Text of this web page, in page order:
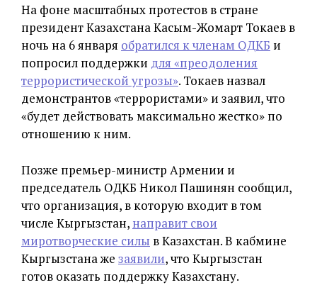
На фоне масштабных протестов в стране
президент Казахстана Касым-Жомарт Токаев в
ночь на 6 января обратился к членам ОДКБ и
попросил поддержки для «преодоления
террористической угрозы». Токаев назвал
демонстрантов «террористами» и заявил, что
«будет действовать максимально жестко» по
отношению к ним.
Позже премьер-министр Армении и
председатель ОДКБ Никол Пашинян сообщил,
что организация, в которую входит в том
числе Кыргызстан, направит свои
миротворческие силы в Казахстан. В кабмине
Кыргызстана же заявили, что Кыргызстан
готов оказать поддержку Казахстану.